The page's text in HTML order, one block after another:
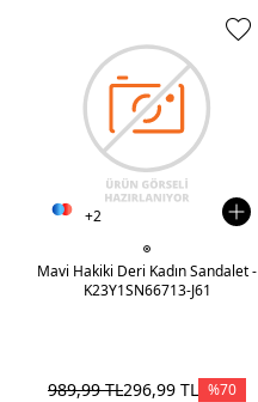
+2
Mavi Hakiki Deri Kadın Sandalet -
K23Y1SN66713-J61
989,99TL296,99 TL %70